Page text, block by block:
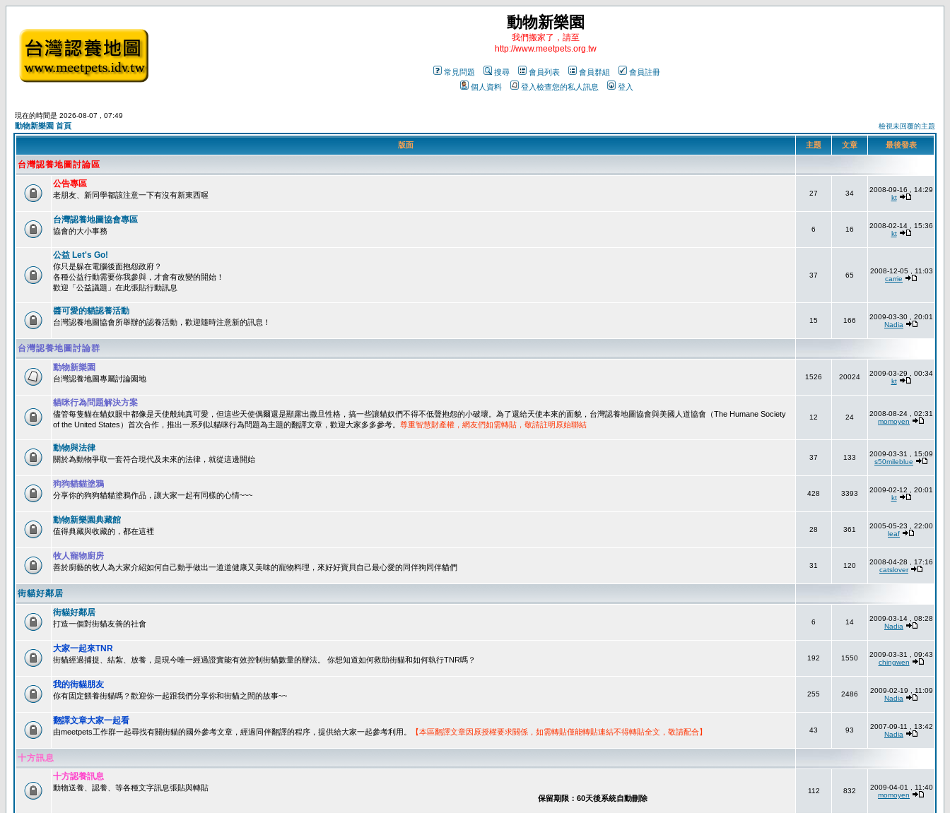
動物新樂園
我們搬家了，請至
http://www.meetpets.org.tw
常見問題 搜尋 會員列表 會員群組
會員註冊
個人資料
登入檢查您的私人訊息 登入
現在的時間是 2026-08-07 , 07:49
動物新樂園 首頁 檢視未回覆的主題
版面 主題 文章 最後發表
台灣認養地圖討論區
公告專區
老朋友、新同學都該注意一下有沒有新東西喔 27 34
2008-09-16 , 14:29
kt
台灣認養地圖協會專區
協會的大小事務 6 16
2008-02-14 , 15:36
kt
公益 Let's Go!
你只是躲在電腦後面抱怨政府？
各種公益行動需要你我參與，才會有改變的開始！
歡迎「公益議題」在此張貼行動訊息
37 65
2008-12-05 , 11:03
carrie
醬可愛的貓認養活動
台灣認養地圖協會所舉辦的認養活動，歡迎隨時注意新的訊息！ 15 166
2009-03-30 , 20:01
Nadia
台灣認養地圖討論群
動物新樂園
台灣認養地圖專屬討論園地 1526 20024
2009-03-29 , 00:34
kt
貓咪行為問題解決方案
儘管每隻貓在貓奴眼中都像是天使般純真可愛，但這些天使偶爾還是顯露出撒旦性格，搞一些讓貓奴們不得不低聲抱怨的小破壞。為了還給天使本來的面貌，台灣認養地圖協會與美國人道協會（The Humane Society
of the United States）首次合作，推出一系列以貓咪行為問題為主題的翻譯文章，歡迎大家多多參考。 尊重智慧財產權，網友們如需轉貼，敬請註明原始聯結
12 24
2008-08-24 , 02:31
momoyen
動物與法律
關於為動物爭取一套符合現代及未來的法律，就從這邊開始 37 133
2009-03-31 , 15:09
s50mileblue
狗狗貓貓塗鴉
分享你的狗狗貓貓塗鴉作品，讓大家一起有同樣的心情~~~ 428 3393
2009-02-12 , 20:01
kt
動物新樂園典藏館
值得典藏與收藏的，都在這裡 28 361
2005-05-23 , 22:00
leaf
牧人寵物廚房
善於廚藝的牧人為大家介紹如何自己動手做出一道道健康又美味的寵物料理，來好好寶貝自己最心愛的同伴狗同伴貓們 31 120
2008-04-28 , 17:16
catslover
街貓好鄰居
街貓好鄰居
打造一個對街貓友善的社會 6 14
2009-03-14 , 08:28
Nadia
大家一起來TNR
街貓經過捕捉、結紮、放養，是現今唯一經過證實能有效控制街貓數量的辦法。 你想知道如何救助街貓和如何執行TNR嗎？ 192 1550
2009-03-31 , 09:43
chingwen
我的街貓朋友
你有固定餵養街貓嗎？歡迎你一起跟我們分享你和街貓之間的故事~~ 255 2486
2009-02-19 , 11:09
Nadia
翻譯文章大家一起看
由meetpets工作群一起尋找有關街貓的國外參考文章，經過同伴翻譯的程序，提供給大家一起參考利用。 【本區翻譯文章因原授權要求關係，如需轉貼僅能轉貼連結不得轉貼全文，敬請配合】 43 93
2007-09-11 , 13:42
Nadia
十方訊息
十方認養訊息
動物送養、認養、等各種文字訊息張貼與轉貼
保留期限：60天後系統自動刪除
112 832
2009-04-01 , 11:40
momoyen